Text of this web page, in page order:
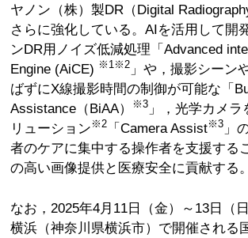
ヤノン（株）製DR（Digital
さらに強化している。AIを活用して開
ンDR用ノイズ低減処理「Advanced
Engine (AiCE) ※1※2 」や，撮影シーン
ばずにX線撮影時間の制御が可能な「
Assistance（BiAA）
※3 」，光学カメ
リューション ※2 「Camera Assist※3 」
者のケアに集中する操作者を支援する
の高い画像提供と医療安全に貢献する。
なお，2025年4月11日（金）～13日（
横浜（神奈川県横浜市）で開催される